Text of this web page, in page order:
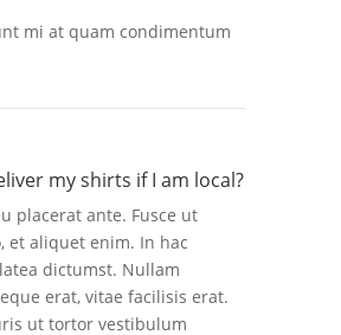
mi at quam condimentum
my shirts if I am local?
placerat ante. Fusce ut
et aliquet enim. In hac
dictumst. Nullam
erat, vitae facilisis erat.
ut tortor vestibulum